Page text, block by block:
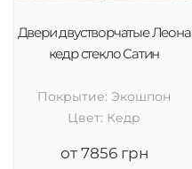
Двери двустворчатые Леона
кедр стекло Сатин
Покрытие: Экошпон
Цвет: Кедр
от 7856 грн